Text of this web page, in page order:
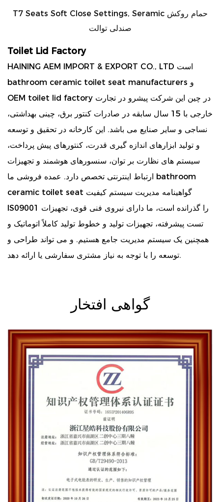
T7 Seats Soft Close Settings, Seramic حمام روکش
صندلی توالت
Toilet Lid Factory
HAINING AEM IMPORT & EXPORT CO., LTD است
bathroom ceramic toilet seat manufacturers و
OEM toilet lid factory
خارجی با 15 سال سابقه در صادرات کنتور برق، چینی بهداشتی،
نساجی و سایر صنایع می باشد. این کارخانه در تحقیق و توسعه
و تولید ابزارهای اندازه گیری قدرت، کنتورهای پیش پرداخت،
سیستم های نظارت بر توان، سنسورهای هوشمند و تجهیزات
bathroom
ceramic toilet seat
IS09001 را گذرانده است، ما دارای نیروی فنی قوی، تجهیزات
تست پیشرفته، تجهیزات تولید و خطوط تولید کاملاً اتوماتیک و
همچنین یک سیستم مدیریت جامع هستیم. و می تواند طراحی و
توسعه را با توجه به نیاز مشتری سفارشی یا ارائه دهد.
گواهی افتخار